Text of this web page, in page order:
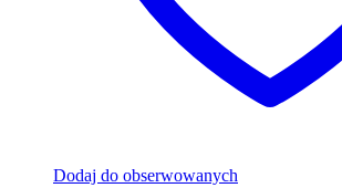
Dodaj do obserwowanych